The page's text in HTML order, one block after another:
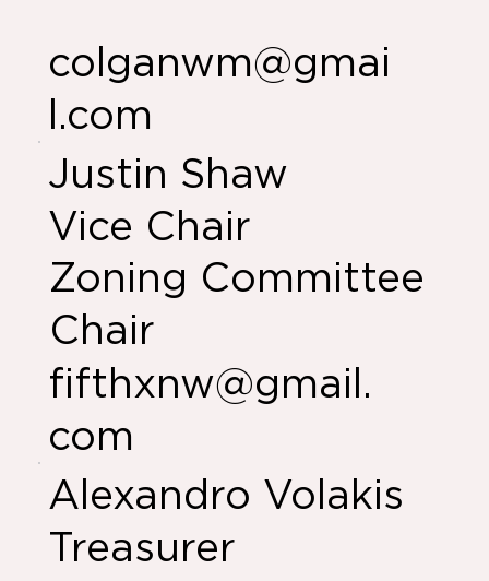
colganwm@gmai
l.com
Justin Shaw
Vice Chair
Zoning Committee
Chair
fifthxnw@gmail.
com
Alexandro Volakis
Treasurer